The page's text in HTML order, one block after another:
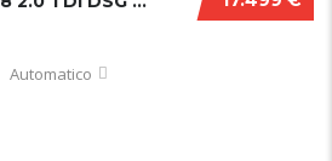
Automatico